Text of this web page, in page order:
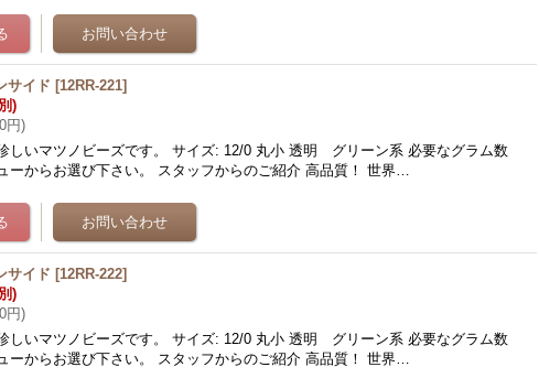
サイド [12RR-221]
)
円)
しいマツノビーズです。 サイズ: 12/0 丸小 透明 グリーン系 必要なグラム数
ーからお選び下さい。 スタッフからのご紹介 高品質！ 世界…
サイド [12RR-222]
)
円)
しいマツノビーズです。 サイズ: 12/0 丸小 透明 グリーン系 必要なグラム数
ーからお選び下さい。 スタッフからのご紹介 高品質！ 世界…